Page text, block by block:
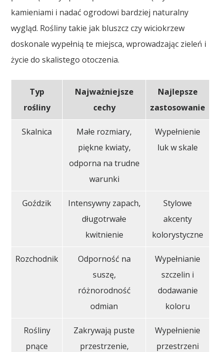
kamieniami i nadać ogrodowi bardziej naturalny
wygląd. Rośliny takie jak bluszcz czy wiciokrzew
doskonale wypełnią te miejsca, wprowadzając zieleń i
życie do skalistego otoczenia.
Typ
rośliny
Najważniejsze
cechy
Najlepsze
zastosowanie
Skalnica
Małe rozmiary,
piękne kwiaty,
odporna na trudne
warunki
Wypełnienie
luk w skale
Goździk
Intensywny zapach,
długotrwałe
kwitnienie
Stylowe
akcenty
kolorystyczne
Rozchodnik
Odporność na
suszę,
różnorodność
odmian
Wypełnianie
szczelin i
dodawanie
koloru
Rośliny
pnące
Zakrywają puste
przestrzenie,
Wypełnienie
przestrzeni